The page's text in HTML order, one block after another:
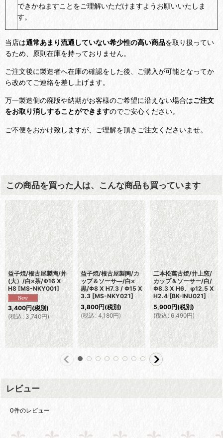
できかねますことをご理解いただけますようお願いいたしま
す。
当店は通常あまり流通していない希少性の高い商品を取り扱ってい
るため、原則在庫を持っておりません。
ご注文後に製造者へ在庫の確認をした後、ご購入が可能となってか
ら改めてご連絡を差し上げます。
万一製造側の廃版や納期がお客様のご希望に沿えない場合はご注文
をお取り消しすることができますのでご安心ください。
ご不便をおかけ致しますが、ご理解を頂きご注文くださいませ。
この商品を買った人は、こんな商品も買っています
益子焼/根古屋製陶/丼
(大）/白×茶/Φ16 X
H8 [MS-NKY001]
3,400円(税別)
(税込 : 3,740円)
益子焼/根古屋製陶/カ
ップ＆ソーサ―/白×
黒/Φ8 X H7.3 / Φ15 X
3.3 [MS-NKY021]
3,800円(税別)
(税込 : 4,180円)
二本松萬古焼/井上窯/
カップ＆ソーサー/白/
Φ8.3 X H6、φ12.5 X
H2.4 [BK-INU021]
5,900円(税別)
(税込: 6,490円)
レビュー
0件のレビュー